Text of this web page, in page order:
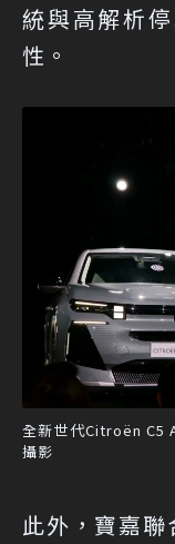
統與高解析
性。
全新世代Citroën C5
攝影
此外，寶嘉